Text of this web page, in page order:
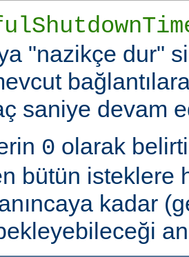
"nazikçe dur"
saniye devam
0 olarak
bütün isteklere
kadar